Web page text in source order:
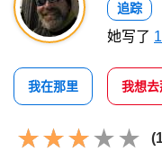
追踪
她写了
我在那里 我想去